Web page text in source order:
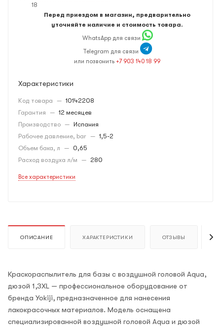
18
Перед приездом в магазин, предварительно
уточняйте наличие и стоимость товара.
WhatsApp для связи
Telegram для связи
или позвонить +7 903 140 18 99
Характеристики
Код товара — 10142208
Гарантия — 12 месяцев
Производство — Испания
Рабочее давление, bar — 1,5-2
Объем бака, л — 0,65
Расход воздуха л/м — 280
Все характеристики
ОПИСАНИЕ ХАРАКТЕРИСТИКИ ОТЗЫВЫ
Краскораспылитель для базы с воздушной головой Aqua,
дюзой 1,3XL — профессиональное оборудование от
бренда Yokiji, предназначенное для нанесения
лакокрасочных материалов. Модель оснащена
специализированной воздушной головой Aqua и дюзой